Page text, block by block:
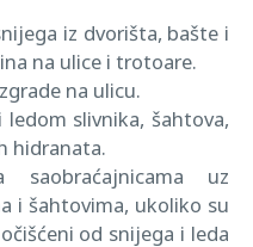
iz dvorišta, bašte i
na ulice i trotoare.
na ulicu.
slivnika, šahtova,
hidranata.
saobraćajnicama uz
i šahtovima, ukoliko su
od snijega i leda